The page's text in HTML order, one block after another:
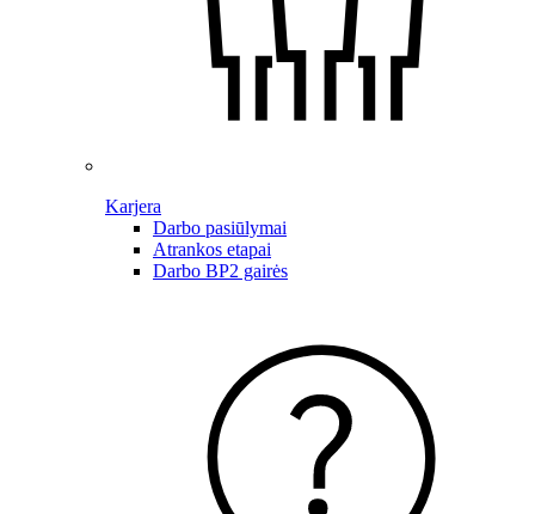
Karjera
Darbo pasiūlymai
Atrankos etapai
Darbo BP2 gairės